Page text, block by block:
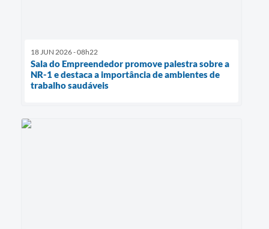
18 JUN 2026 - 08h22
Sala do Empreendedor promove palestra sobre a
NR-1 e destaca a importância de ambientes de
trabalho saudáveis